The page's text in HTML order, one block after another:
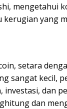
mengetahui
kerugian yang
setara
sangat kecil,
investasi, dan
dan